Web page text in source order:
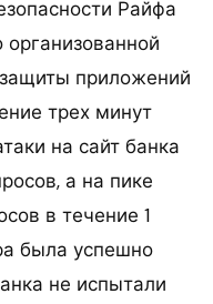
Райфа
приложений
трех минут
на сайт банка
а на пике
в течение 1
была успешно
не испытали